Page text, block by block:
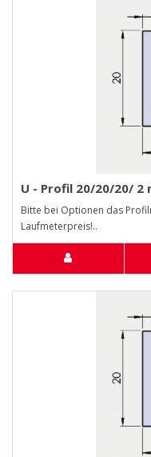
U - Profil 20/20/20/ 2
Bitte bei Optionen das
Laufmeterpreis!..